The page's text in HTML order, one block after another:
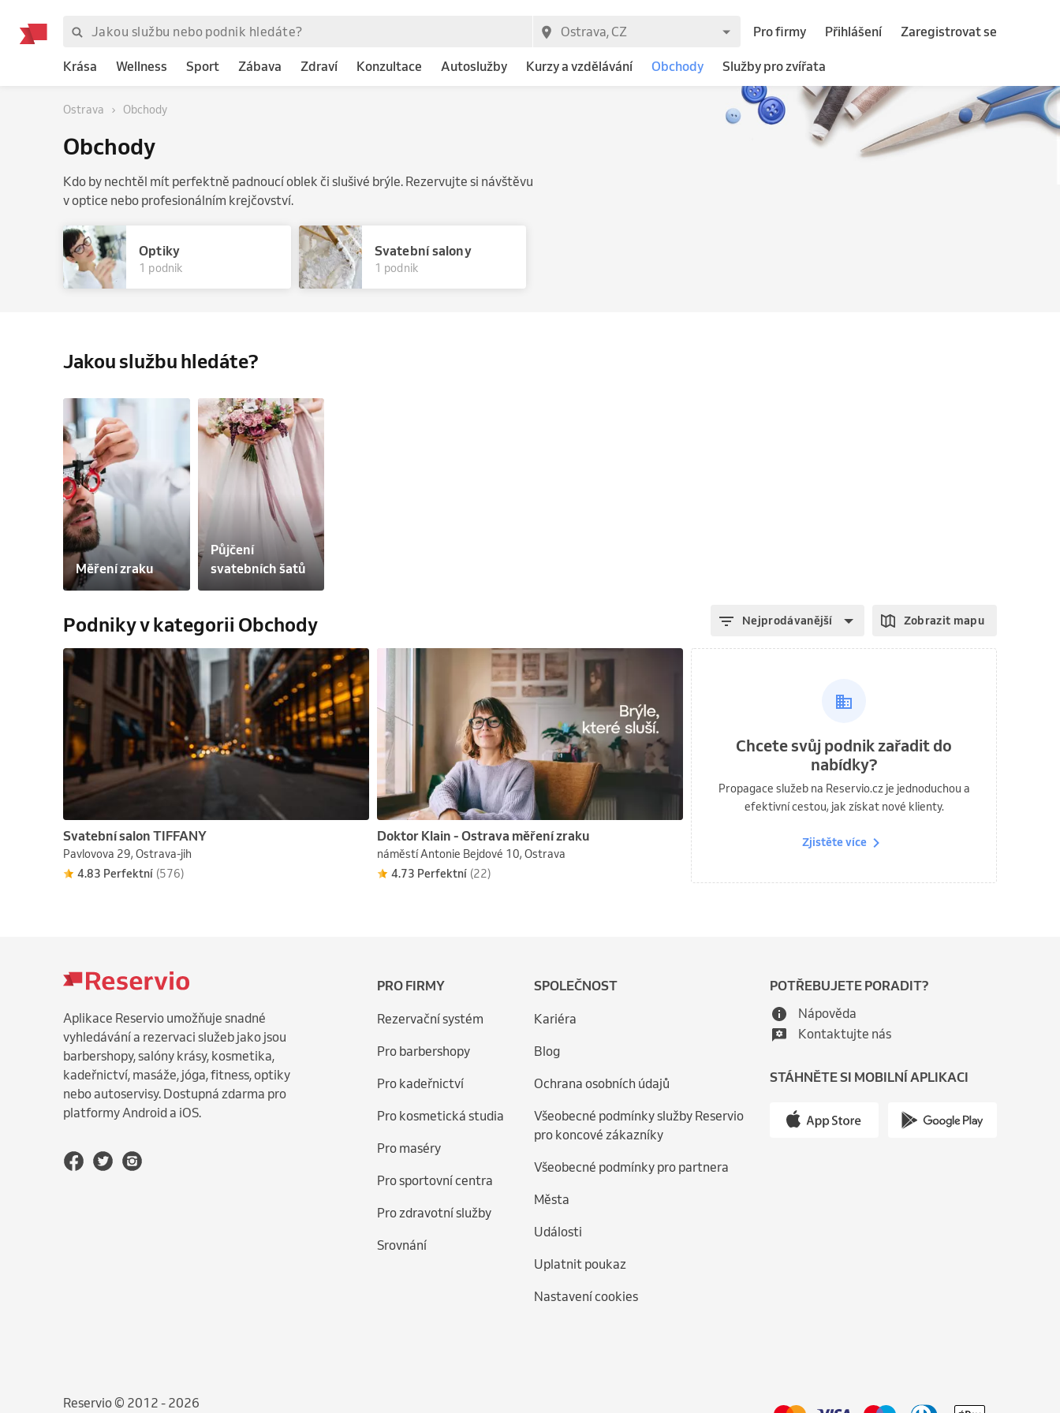
Pro firmy Přihlášení Zaregistrovat se
Krása Wellness Sport Zábava Zdraví Konzultace Autoslužby Kurzy a vzdělávání Obchody Služby pro zvířata
Ostrava Obchody
Obchody
Kdo by nechtěl mít perfektně padnoucí oblek či slušivé brýle. Rezervujte si návštěvu
v optice nebo profesionálním krejčovství.
Optiky
1 podnik
Svatební salony
1 podnik
Jakou službu hledáte?
Měření zraku
Půjčení
svatebních šatů
Podniky v kategorii Obchody Nejprodávanější Zobrazit mapu
Svatební salon TIFFANY
Pavlovova 29, Ostrava-jih
4.83 Perfektní (576)
Doktor Klain - Ostrava měření zraku
náměstí Antonie Bejdové 10, Ostrava
4.73 Perfektní (22)
Chcete svůj podnik zařadit do
nabídky?
Propagace služeb na Reservio.cz je jednoduchou a
efektivní cestou, jak získat nové klienty.
Zjistěte více
Aplikace Reservio umožňuje snadné
vyhledávání a rezervaci služeb jako jsou
barbershopy, salóny krásy, kosmetika,
kadeřnictví, masáže, jóga, fitness, optiky
nebo autoservisy. Dostupná zdarma pro
platformy Android a iOS.
PRO FIRMY
Rezervační systém
Pro barbershopy
Pro kadeřnictví
Pro kosmetická studia
Pro maséry
Pro sportovní centra
Pro zdravotní služby
Srovnání
SPOLEČNOST
Kariéra
Blog
Ochrana osobních údajů
Všeobecné podmínky služby Reservio
pro koncové zákazníky
Všeobecné podmínky pro partnera
Města
Události
Uplatnit poukaz
Nastavení cookies
POTŘEBUJETE PORADIT?
Nápověda
Kontaktujte nás
STÁHNĚTE SI MOBILNÍ APLIKACI
Reservio © 2012 - 2026